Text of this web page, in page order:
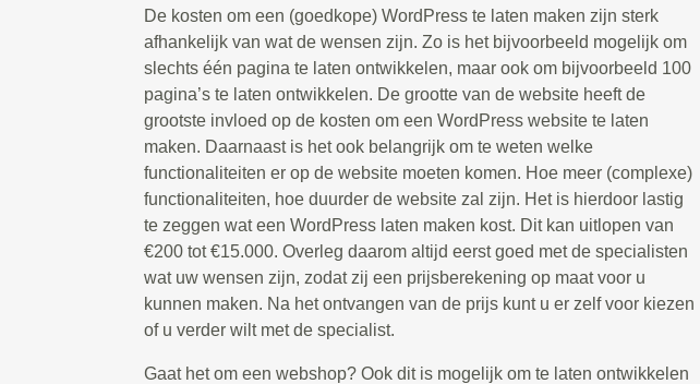
De kosten om een (goedkope) WordPress te laten maken zijn sterk
afhankelijk van wat de wensen zijn. Zo is het bijvoorbeeld mogelijk om
slechts één pagina te laten ontwikkelen, maar ook om bijvoorbeeld 100
pagina’s te laten ontwikkelen. De grootte van de website heeft de
grootste invloed op de kosten om een WordPress website te laten
maken. Daarnaast is het ook belangrijk om te weten welke
functionaliteiten er op de website moeten komen. Hoe meer (complexe)
functionaliteiten, hoe duurder de website zal zijn. Het is hierdoor lastig
te zeggen wat een WordPress laten maken kost. Dit kan uitlopen van
€200 tot €15.000. Overleg daarom altijd eerst goed met de specialisten
wat uw wensen zijn, zodat zij een prijsberekening op maat voor u
kunnen maken. Na het ontvangen van de prijs kunt u er zelf voor kiezen
of u verder wilt met de specialist.
Gaat het om een webshop? Ook dit is mogelijk om te laten ontwikkelen